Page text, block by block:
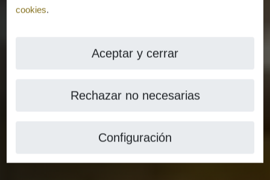
cookies.
Aceptar y cerrar
Rechazar no necesarias
Configuración